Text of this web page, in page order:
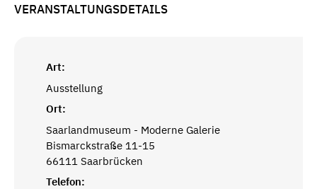
VERANSTALTUNGSDETAILS
Art:
Ausstellung
Ort:
Saarlandmuseum - Moderne Galerie
Bismarckstraße 11-15
66111 Saarbrücken
Telefon: